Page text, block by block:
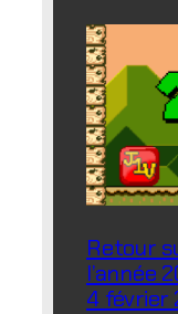
Retour
l’année
4 février